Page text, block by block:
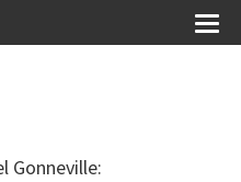
Gonneville: